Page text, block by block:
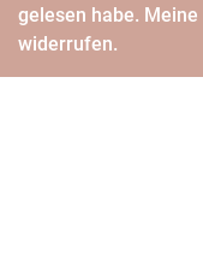
gelesen habe.
widerrufen.